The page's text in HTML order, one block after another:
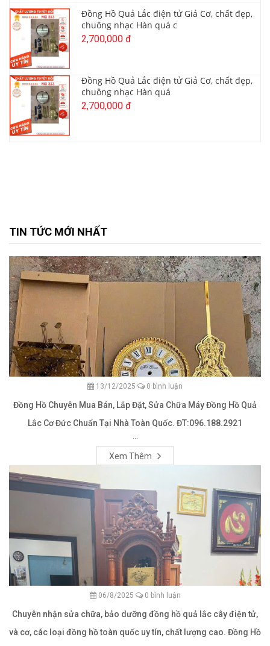
Đồng Hồ Quả Lắc điện tử Giả Cơ, chất đẹp,
chuông nhạc Hàn quá c
2,700,000 đ
Đồng Hồ Quả Lắc điện tử Giả Cơ, chất đẹp,
chuông nhạc Hàn quá
2,700,000 đ
TIN TỨC MỚI NHẤT
13/12/2025 0 bình luận
Đồng Hồ Chuyên Mua Bán, Lắp Đặt, Sửa Chữa Máy Đồng Hồ Quả
Lắc Cơ Đức Chuẩn Tại Nhà Toàn Quốc. ĐT:096.188.2921
...
Xem Thêm
06/8/2025 0 bình luận
Chuyên nhận sửa chữa, bảo dưỡng đồng hồ quả lắc cây điện tử,
và cơ, các loại đồng hồ toàn quốc uy tín, chất lượng cao. Đồng Hồ